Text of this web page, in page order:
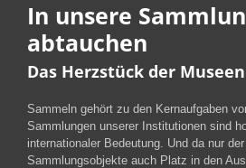
In unsere
abtauchen
Das Herzstück der Museen
Sammeln gehört zu den Kernaufgaben
Sammlungen unserer Institutionen sind
internationaler Bedeutung. Und da nur
Sammlungsobjekte auch Platz in den